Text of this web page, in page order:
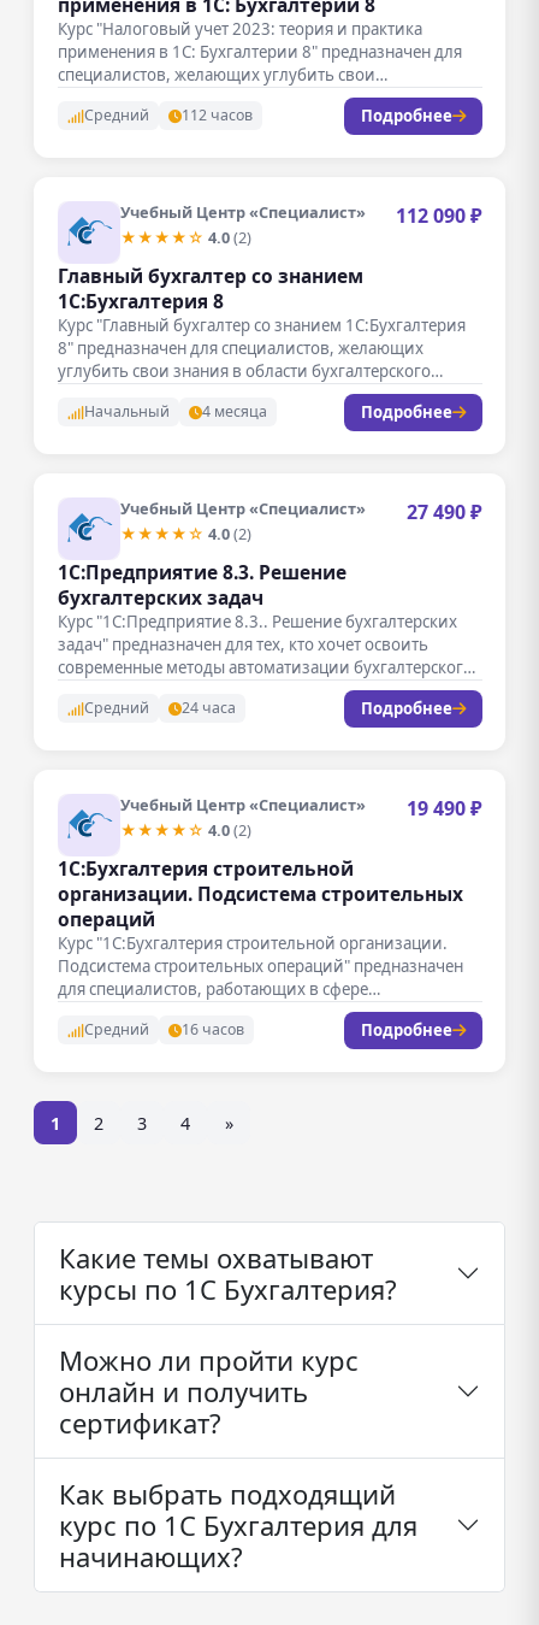
Курс "Налоговый учет 2023: теория и практика
применения в 1С: Бухгалтерии 8" предназначен для
специалистов, желающих углубить свои…
Средний 112 часов Подробнее
Учебный Центр «Специалист»
★★★★☆ 4.0(2)
112 090 ₽
Главный бухгалтер со знанием
1С:Бухгалтерия 8
Курс "Главный бухгалтер со знанием 1С:Бухгалтерия
8" предназначен для специалистов, желающих
углубить свои знания в области бухгалтерского
Начальный 4 месяца Подробнее
Учебный Центр «Специалист»
★★★★☆ 4.0(2)
27 490 ₽
1С:Предприятие 8.3. Решение
бухгалтерских задач
Курс "1С:Предприятие 8.3.. Решение бухгалтерских
задач" предназначен для тех, кто хочет освоить
современные методы автоматизации бухгалтерского
Средний 24 часа Подробнее
Учебный Центр «Специалист»
★★★★☆ 4.0(2)
19 490 ₽
1С:Бухгалтерия строительной
организации. Подсистема строительных
операций
Курс "1С:Бухгалтерия строительной организации.
Подсистема строительных операций" предназначен
для специалистов, работающих в сфере
строительства и бухгалтерского учета. В…
Средний 16 часов Подробнее
1 2 3 4 »
Какие темы охватывают
курсы по 1С Бухгалтерия?
Можно ли пройти курс
онлайн и получить
сертификат?
Как выбрать подходящий
курс по 1С Бухгалтерия для
начинающих?